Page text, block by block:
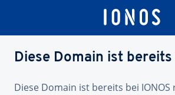
Diese Domain ist
Diese Domain ist bereits bei IONOS